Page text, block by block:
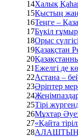
14Халық
15Қыстың
16Теңге –
17Бүкіл
18Орыс
19Қазақстан
20
21Ежелгі де
22Астана –
23Әріптер
24
25Тірі
26Мұхтар
27«Қайта
28АЛАШТЫҢ